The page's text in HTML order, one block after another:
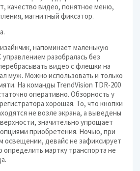
качество видео, понятное меню,
магнитный фиксатор.
напоминает маленькую
разобралась без
видео с флешки на
муж. Можно использовать и только
На команды TrendVision TDR-200
оперативно. Обзорность у
хорошая. То, что кнопки
не возле экрана, а выведены
значительно упрощает
приобретения. Ночью, при
освещении, девайс не зафиксирует
определить мартку транспорта не